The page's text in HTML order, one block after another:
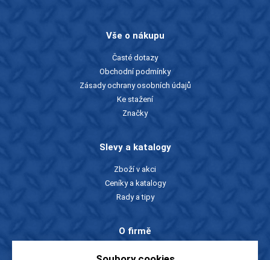
Vše o nákupu
Časté dotazy
Obchodní podmínky
Zásady ochrany osobních údajů
Ke stažení
Značky
Slevy a katalogy
Zboží v akci
Ceníky a katalogy
Rady a tipy
O firmě